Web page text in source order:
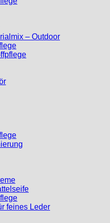
– Outdoor
feines Leder